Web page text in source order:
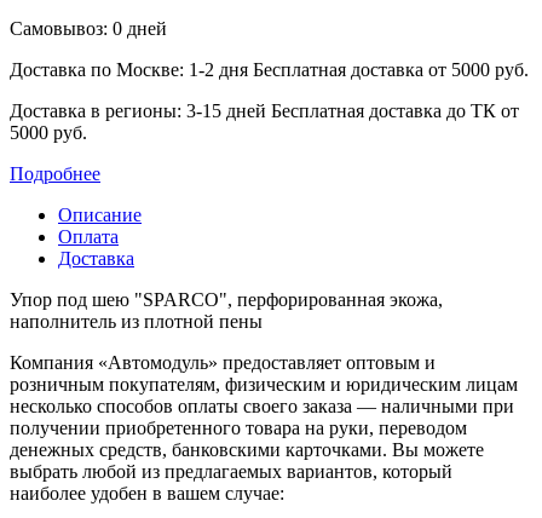
Самовывоз: 0 дней
Доставка по Москве: 1-2 дня Бесплатная доставка от 5000 руб.
Доставка в регионы: 3-15 дней Бесплатная доставка до ТК от
5000 руб.
Подробнее
Описание
Оплата
Доставка
Упор под шею "SPARCO", перфорированная экожа,
наполнитель из плотной пены
Компания «Автомодуль» предоставляет оптовым и
розничным покупателям, физическим и юридическим лицам
несколько способов оплаты своего заказа — наличными при
получении приобретенного товара на руки, переводом
денежных средств, банковскими карточками. Вы можете
выбрать любой из предлагаемых вариантов, который
наиболее удобен в вашем случае: